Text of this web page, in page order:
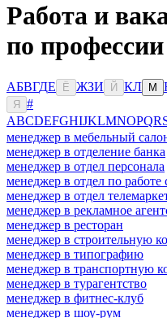
Работа и
по
АБВГДЕ Ё ЖЗИ Й КЛ М
Я
#
ABCDEFGHIJKLMNOPQR
менеджер в мебельный
менеджер в отделение банка
менеджер в отдел персонала
менеджер в отдел по работе
менеджер в отдел
менеджер в рекламное
менеджер в ресторан
менеджер в строительную
менеджер в типографию
менеджер в транспортную
менеджер в турагентство
менеджер в фитнес-клуб
менеджер в шоу-рум